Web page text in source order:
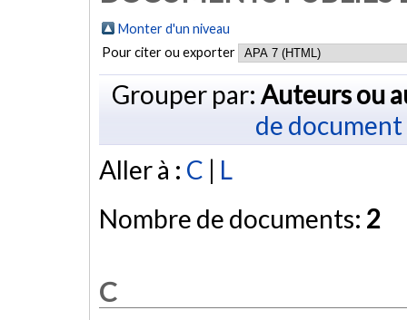
Monter d'un niveau
Pour citer ou exporter
Grouper par: Auteurs ou
de document
Aller à : C | L
Nombre de documents: 2
C